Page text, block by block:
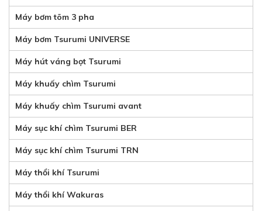
Máy bơm tõm 3 pha
Máy bơm Tsurumi UNIVERSE
Máy hút váng bọt Tsurumi
Máy khuấy chìm Tsurumi
Máy khuấy chìm Tsurumi avant
Máy sục khí chìm Tsurumi BER
Máy sục khí chìm Tsurumi TRN
Máy thổi khí Tsurumi
Máy thổi khí Wakuras